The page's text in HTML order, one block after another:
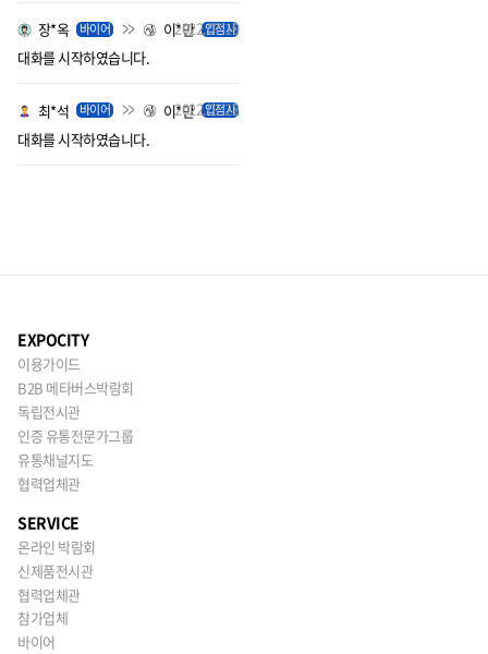
장*옥 바이어 이*만 입점사
대화를 시작하였습니다.
2022.07.19
최*석 바이어 이*만 입점사
대화를 시작하였습니다.
2022.01.22
EXPOCITY
이용가이드
B2B 메타버스박람회
독립전시관
인증 유통전문가그룹
유통채널지도
협력업체관
SERVICE
온라인 박람회
신제품전시관
협력업체관
참가업체
바이어